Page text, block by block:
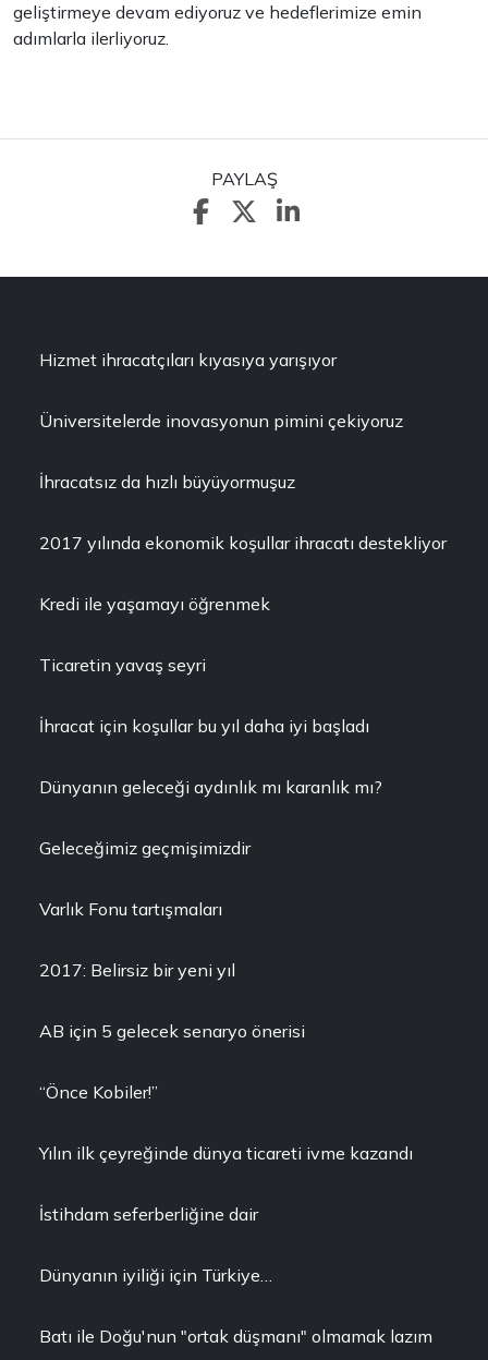
geliştirmeye devam ediyoruz ve hedeflerimize emin
adımlarla ilerliyoruz.
PAYLAŞ
Hizmet ihracatçıları kıyasıya yarışıyor
Üniversitelerde inovasyonun pimini çekiyoruz
İhracatsız da hızlı büyüyormuşuz
2017 yılında ekonomik koşullar ihracatı destekliyor
Kredi ile yaşamayı öğrenmek
Ticaretin yavaş seyri
İhracat için koşullar bu yıl daha iyi başladı
Dünyanın geleceği aydınlık mı karanlık mı?
Geleceğimiz geçmişimizdir
Varlık Fonu tartışmaları
2017: Belirsiz bir yeni yıl
AB için 5 gelecek senaryo önerisi
“Önce Kobiler!”
Yılın ilk çeyreğinde dünya ticareti ivme kazandı
İstihdam seferberliğine dair
Dünyanın iyiliği için Türkiye…
Batı ile Doğu'nun "ortak düşmanı" olmamak lazım